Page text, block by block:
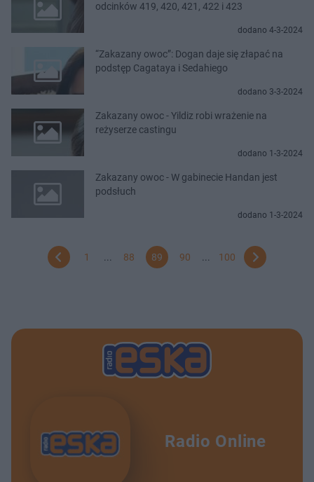
odcinków 419, 420, 421, 422 i 423
dodano 4-3-2024
“Zakazany owoc”: Dogan daje się złapać na
podstęp Cagataya i Sedahiego
dodano 3-3-2024
Zakazany owoc - Yildiz robi wrażenie na
reżyserze castingu
dodano 1-3-2024
Zakazany owoc - W gabinecie Handan jest
podsłuch
dodano 1-3-2024
1 ... 88 89 90 ... 100
Radio Online